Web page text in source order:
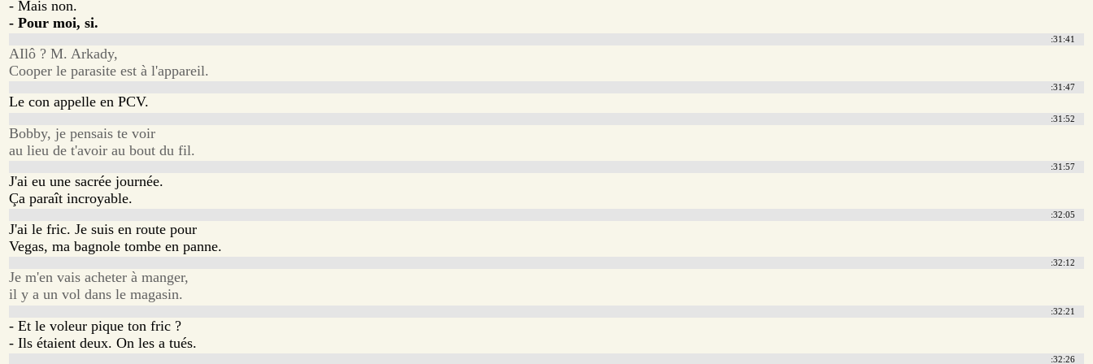
- Mais non.
- Pour moi, si.
:31:41
AIlô ? M. Arkady,
Cooper le parasite est à l'appareil.
:31:47
Le con appelle en PCV.
:31:52
Bobby, je pensais te voir
au lieu de t'avoir au bout du fil.
:31:57
J'ai eu une sacrée journée.
Ça paraît incroyable.
:32:05
J'ai le fric. Je suis en route pour
Vegas, ma bagnole tombe en panne.
:32:12
Je m'en vais acheter à manger,
il y a un vol dans le magasin.
:32:21
- Et le voleur pique ton fric ?
- Ils étaient deux. On les a tués.
:32:26